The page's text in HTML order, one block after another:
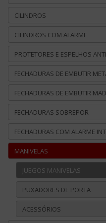
CILINDROS
CILINDROS COM ALARME
PROTETORES E ESPELHOS
FECHADURAS DE EMBUTIR
FECHADURAS DE EMBUTIR
FECHADURAS SOBREPOR
FECHADURAS COM ALARME
MANIVELAS
JUEGOS MANIVELAS
PUXADORES DE PORTA
ACESSÓRIOS